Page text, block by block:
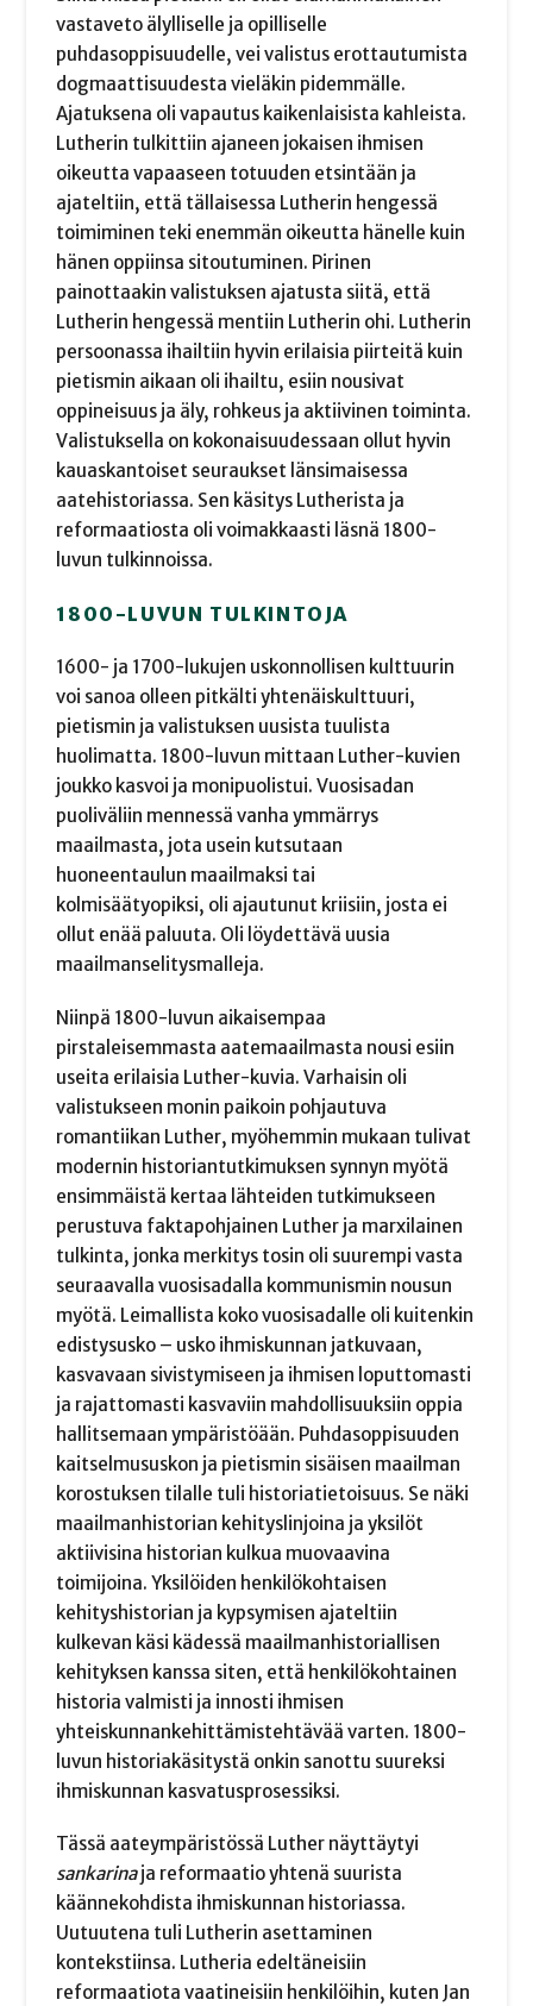
vastaveto älylliselle ja opilliselle
puhdasoppisuudelle, vei valistus erottautumista
dogmaattisuudesta vieläkin pidemmälle.
Ajatuksena oli vapautus kaikenlaisista kahleista.
Lutherin tulkittiin ajaneen jokaisen ihmisen
oikeutta vapaaseen totuuden etsintään ja
ajateltiin, että tällaisessa Lutherin hengessä
toimiminen teki enemmän oikeutta hänelle kuin
hänen oppiinsa sitoutuminen. Pirinen
painottaakin valistuksen ajatusta siitä, että
Lutherin hengessä mentiin Lutherin ohi. Lutherin
persoonassa ihailtiin hyvin erilaisia piirteitä kuin
pietismin aikaan oli ihailtu, esiin nousivat
oppineisuus ja äly, rohkeus ja aktiivinen toiminta.
Valistuksella on kokonaisuudessaan ollut hyvin
kauaskantoiset seuraukset länsimaisessa
aatehistoriassa. Sen käsitys Lutherista ja
reformaatiosta oli voimakkaasti läsnä 1800-
luvun tulkinnoissa.
1800-LUVUN TULKINTOJA
1600- ja 1700-lukujen uskonnollisen kulttuurin
voi sanoa olleen pitkälti yhtenäiskulttuuri,
pietismin ja valistuksen uusista tuulista
huolimatta. 1800-luvun mittaan Luther-kuvien
joukko kasvoi ja monipuolistui. Vuosisadan
puoliväliin mennessä vanha ymmärrys
maailmasta, jota usein kutsutaan
huoneentaulun maailmaksi tai
kolmisäätyopiksi, oli ajautunut kriisiin, josta ei
ollut enää paluuta. Oli löydettävä uusia
maailmanselitysmalleja.
Niinpä 1800-luvun aikaisempaa
pirstaleisemmasta aatemaailmasta nousi esiin
useita erilaisia Luther-kuvia. Varhaisin oli
valistukseen monin paikoin pohjautuva
romantiikan Luther, myöhemmin mukaan tulivat
modernin historiantutkimuksen synnyn myötä
ensimmäistä kertaa lähteiden tutkimukseen
perustuva faktapohjainen Luther ja marxilainen
tulkinta, jonka merkitys tosin oli suurempi vasta
seuraavalla vuosisadalla kommunismin nousun
myötä. Leimallista koko vuosisadalle oli kuitenkin
edistysusko – usko ihmiskunnan jatkuvaan,
kasvavaan sivistymiseen ja ihmisen loputtomasti
ja rajattomasti kasvaviin mahdollisuuksiin oppia
hallitsemaan ympäristöään. Puhdasoppisuuden
kaitselmususkon ja pietismin sisäisen maailman
korostuksen tilalle tuli historiatietoisuus. Se näki
maailmanhistorian kehityslinjoina ja yksilöt
aktiivisina historian kulkua muovaavina
toimijoina. Yksilöiden henkilökohtaisen
kehityshistorian ja kypsymisen ajateltiin
kulkevan käsi kädessä maailmanhistoriallisen
kehityksen kanssa siten, että henkilökohtainen
historia valmisti ja innosti ihmisen
yhteiskunnankehittämistehtävää varten. 1800-
luvun historiakäsitystä onkin sanottu suureksi
ihmiskunnan kasvatusprosessiksi.
Tässä aateympäristössä Luther näyttäytyi
sankarinaja reformaatio yhtenä suurista
käännekohdista ihmiskunnan historiassa.
Uutuutena tuli Lutherin asettaminen
kontekstiinsa. Lutheria edeltäneisiin
reformaatiota vaatineisiin henkilöihin, kuten Jan